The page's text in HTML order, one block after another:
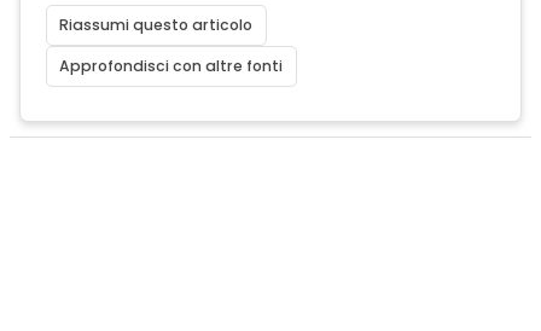
Riassumi questo articolo
Approfondisci con altre fonti